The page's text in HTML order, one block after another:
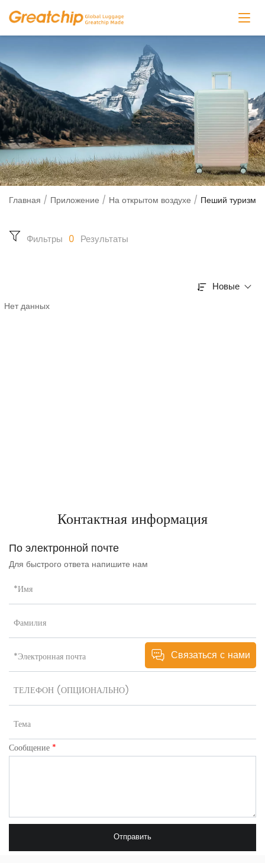
Главная / Приложение / На открытом воздухе / Пеший туризм
Фильтры 0 Результаты
Новые
Нет данных
Контактная информация
По электронной почте
Для быстрого ответа напишите нам
Сообщение *
Отправить
Связаться с нами